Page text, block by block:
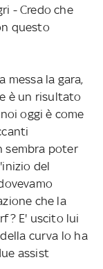
- Credo che
questo
messa la gara,
è un risultato
oggi è come
sembra poter
del
che la
E' uscito lui
curva lo ha
assist